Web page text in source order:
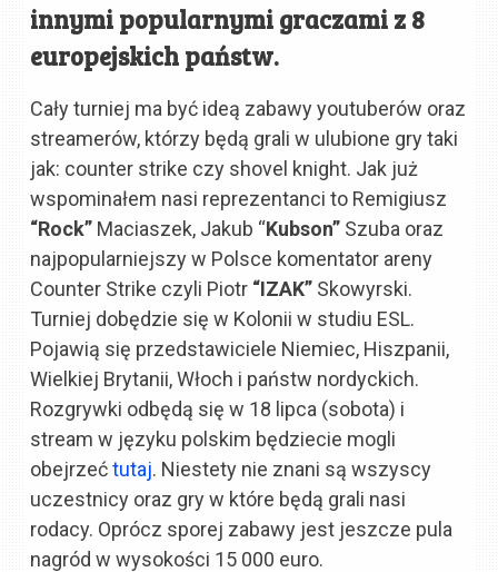
innymi popularnymi graczami z 8
europejskich państw.
Cały turniej ma być ideą zabawy youtuberów oraz
streamerów, którzy będą grali w ulubione gry taki
jak: counter strike czy shovel knight. Jak już
wspominałem nasi reprezentanci to Remigiusz
“Rock” Maciaszek, Jakub “Kubson” Szuba oraz
najpopularniejszy w Polsce komentator areny
Counter Strike czyli Piotr “IZAK” Skowyrski.
Turniej dobędzie się w Kolonii w studiu ESL.
Pojawią się przedstawiciele Niemiec, Hiszpanii,
Wielkiej Brytanii, Włoch i państw nordyckich.
Rozgrywki odbędą się w 18 lipca (sobota) i
stream w języku polskim będziecie mogli
obejrzećtutaj. Niestety nie znani są wszyscy
uczestnicy oraz gry w które będą grali nasi
rodacy. Oprócz sporej zabawy jest jeszcze pula
nagród w wysokości 15 000 euro.